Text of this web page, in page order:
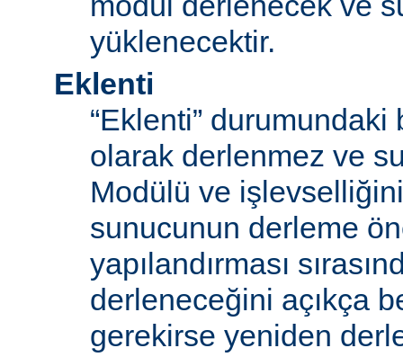
yüklenecektir.
Eklenti
“Eklenti”
olarak derlenmez ve
Modülü ve
sunucunun derleme
yapılandırması
derleneceğini açıkça
gerekirse yeniden